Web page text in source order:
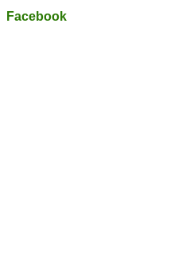
Facebook